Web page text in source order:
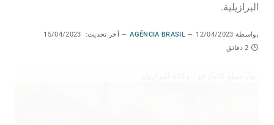
البرازيلية.
بواسطة AGÊNCIA BRASIL 12/04/2023 آخر تحديث:
15/04/2023
2 دقائق